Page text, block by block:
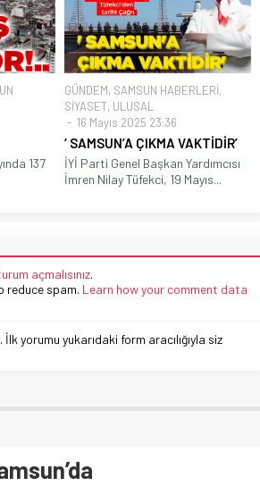
137
GÜNDEM, SAMSUN HABERLERİ,
SİYASET, ULUSAL
16 Mayıs 2025 23:36
‘ SAMSUN’A ÇIKMA VAKTİDİR’
İYİ Parti Genel Başkan Yardımcısı
İmren Nilay Tüfekci, 19 Mayıs...
açmalısınız.
reduce spam. Learn how your comment data
İlk yorumu yukarıdaki form aracılığıyla siz